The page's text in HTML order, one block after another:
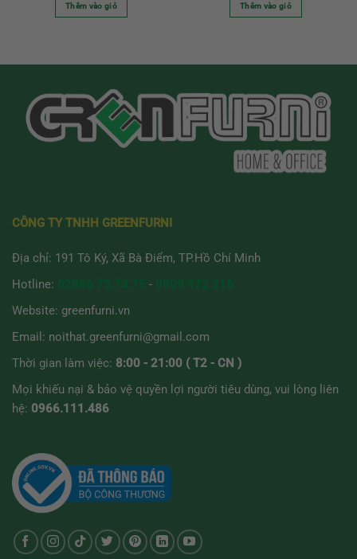
Thêm vào giỏ Thêm vào giỏ
CÔNG TY TNHH GREENFURNI
Địa chỉ: 191 Tô Ký, Xã Bà Điểm, TP.Hồ Chí Minh
Hotline:
-
Website: greenfurni.vn
Email: noithat.greenfurni@gmail.com
Thời gian làm việc: 8:00 - 21:00 ( T2 - CN )
Mọi khiếu nại & bảo vệ quyền lợi người tiêu dùng, vui lòng liên
hệ: 0966.111.486